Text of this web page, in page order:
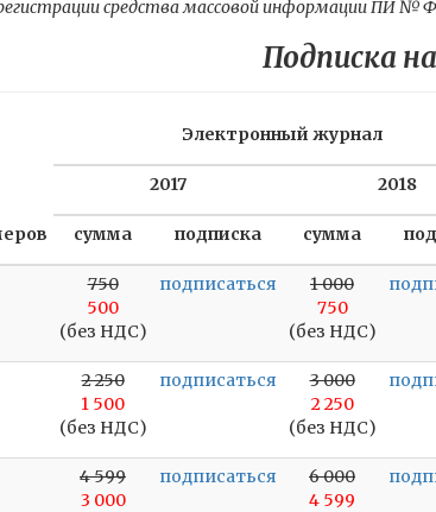
средства массовой информации ПИ №
Подписка
Электронный журнал
2017 2018
сумма подписка сумма
750
500
(без НДС)
подписаться
1 000
750
(без НДС)
2 250
1 500
(без НДС)
подписаться
3 000
2 250
(без НДС)
4 599
3 000
подписаться
6 000
4 599